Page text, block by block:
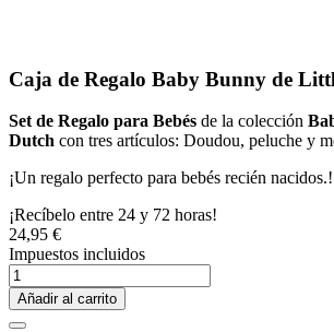
Caja de Regalo Baby Bunny de
Set de Regalo para Bebés de la colección
Dutch con tres artículos: Doudou, peluche y
¡Un regalo perfecto para bebés recién nacidos.!
¡Recíbelo entre 24 y 72 horas!
24,95 €
Impuestos incluidos
Añadir al carrito